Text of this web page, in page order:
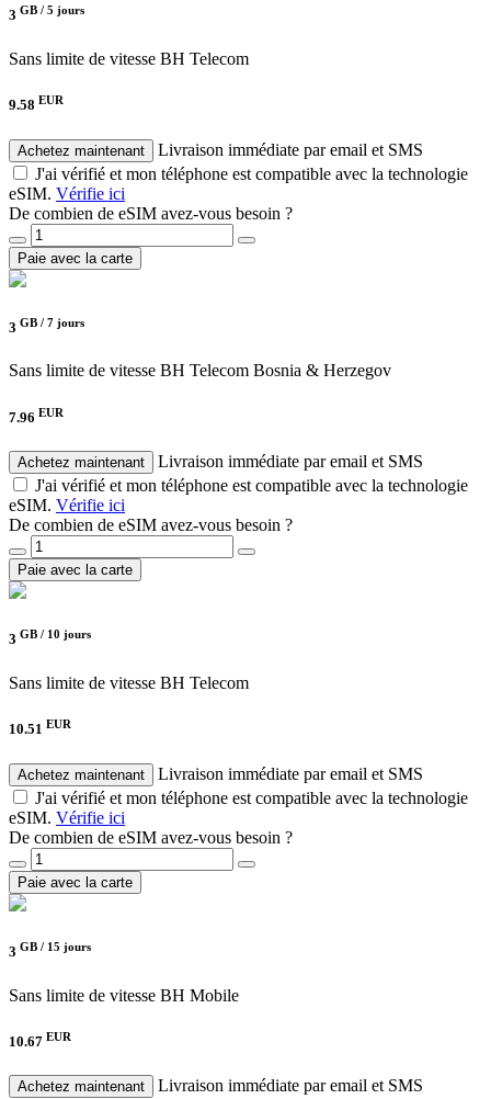
3 GB / 5 jours
Sans limite de vitesse BH Telecom
9.58 EUR
Achetez maintenant
Livraison immédiate par email et SMS
J'ai vérifié et mon téléphone est compatible avec la technologie
eSIM. Vérifie ici
De combien de eSIM avez-vous besoin ?
Paie avec la carte
3 GB / 7 jours
Sans limite de vitesse BH Telecom Bosnia & Herzegov
7.96 EUR
Achetez maintenant
Livraison immédiate par email et SMS
J'ai vérifié et mon téléphone est compatible avec la technologie
eSIM. Vérifie ici
De combien de eSIM avez-vous besoin ?
Paie avec la carte
3 GB / 10 jours
Sans limite de vitesse BH Telecom
10.51 EUR
Achetez maintenant
Livraison immédiate par email et SMS
J'ai vérifié et mon téléphone est compatible avec la technologie
eSIM. Vérifie ici
De combien de eSIM avez-vous besoin ?
Paie avec la carte
3 GB / 15 jours
Sans limite de vitesse BH Mobile
10.67 EUR
Achetez maintenant
Livraison immédiate par email et SMS